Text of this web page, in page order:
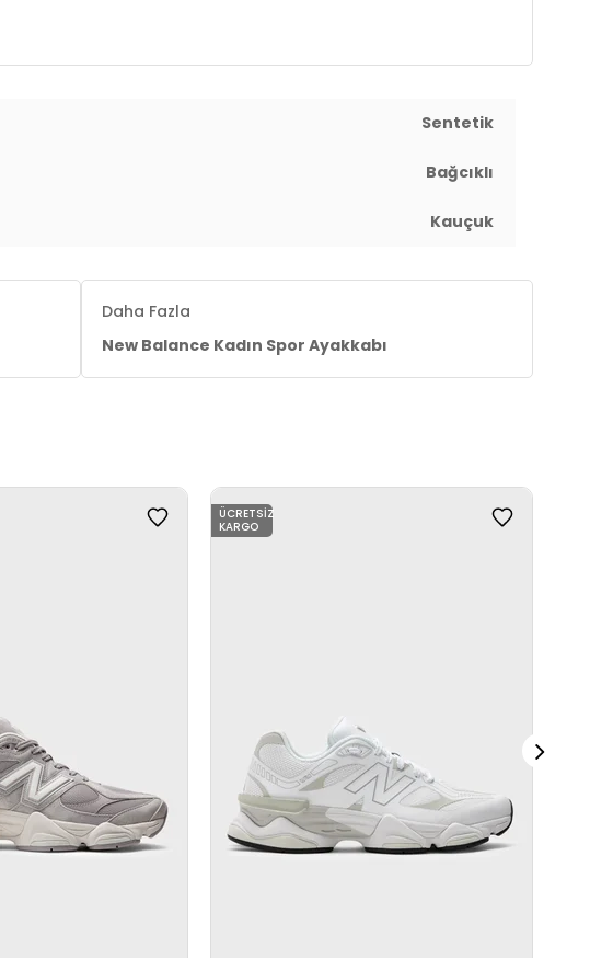
Sentetik
Bağcıklı
Kauçuk
Daha Fazla
New Balance Kadın Spor Ayakkabı
ÜCRETSIZ
KARGO